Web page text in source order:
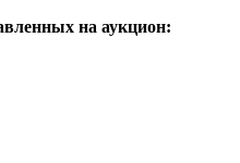
на аукцион: